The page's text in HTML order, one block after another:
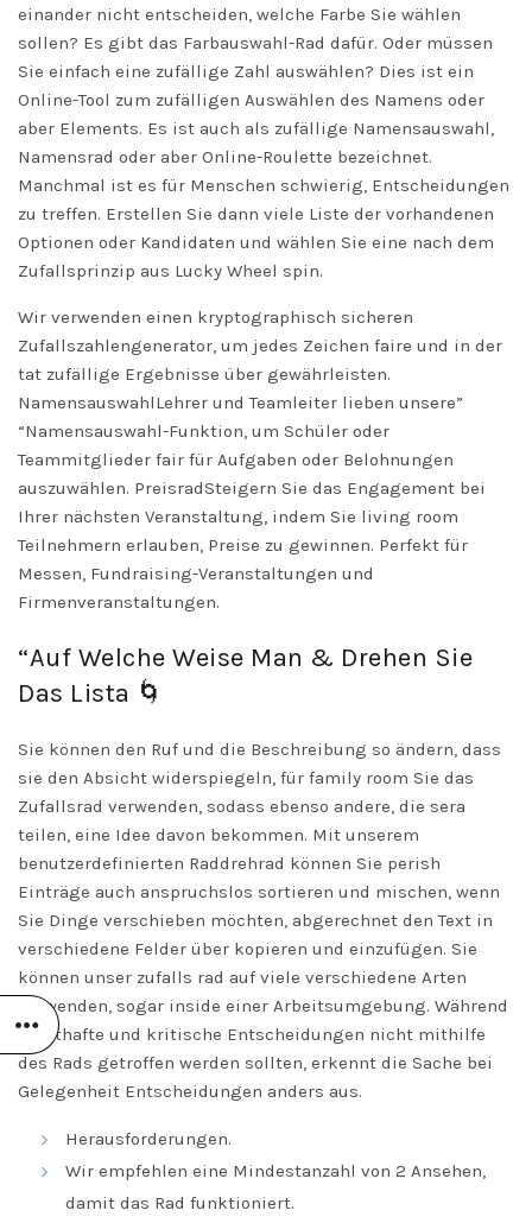
einander nicht entscheiden, welche Farbe Sie wählen
sollen? Es gibt das Farbauswahl-Rad dafür. Oder müssen
Sie einfach eine zufällige Zahl auswählen? Dies ist ein
Online-Tool zum zufälligen Auswählen des Namens oder
aber Elements. Es ist auch als zufällige Namensauswahl,
Namensrad oder aber Online-Roulette bezeichnet.
Manchmal ist es für Menschen schwierig, Entscheidungen
zu treffen. Erstellen Sie dann viele Liste der vorhandenen
Optionen oder Kandidaten und wählen Sie eine nach dem
Zufallsprinzip aus Lucky Wheel spin.
Wir verwenden einen kryptographisch sicheren
Zufallszahlengenerator, um jedes Zeichen faire und in der
tat zufällige Ergebnisse über gewährleisten.
NamensauswahlLehrer und Teamleiter lieben unsere”
“Namensauswahl-Funktion, um Schüler oder
Teammitglieder fair für Aufgaben oder Belohnungen
auszuwählen. PreisradSteigern Sie das Engagement bei
Ihrer nächsten Veranstaltung, indem Sie living room
Teilnehmern erlauben, Preise zu gewinnen. Perfekt für
Messen, Fundraising-Veranstaltungen und
Firmenveranstaltungen.
“Auf Welche Weise Man & Drehen Sie
Das Lista 🌀
Sie können den Ruf und die Beschreibung so ändern, dass
sie den Absicht widerspiegeln, für family room Sie das
Zufallsrad verwenden, sodass ebenso andere, die sera
teilen, eine Idee davon bekommen. Mit unserem
benutzerdefinierten Raddrehrad können Sie perish
Einträge auch anspruchslos sortieren und mischen, wenn
Sie Dinge verschieben möchten, abgerechnet den Text in
verschiedene Felder über kopieren und einzufügen. Sie
können unser zufalls rad auf viele verschiedene Arten
verwenden, sogar inside einer Arbeitsumgebung. Während
ernsthafte und kritische Entscheidungen nicht mithilfe
des Rads getroffen werden sollten, erkennt die Sache bei
Gelegenheit Entscheidungen anders aus.
Herausforderungen.
Wir empfehlen eine Mindestanzahl von 2 Ansehen,
damit das Rad funktioniert.